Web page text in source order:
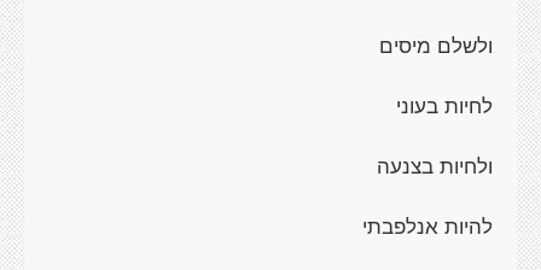
ולשלם מיסים
לחיות בעוני
ולחיות בצנעה
להיות אנלפבתי